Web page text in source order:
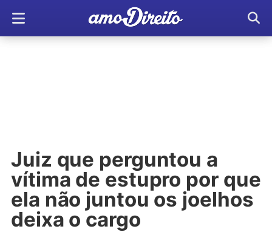
Juiz que perguntou a
vítima de estupro por que
ela não juntou os joelhos
deixa o cargo